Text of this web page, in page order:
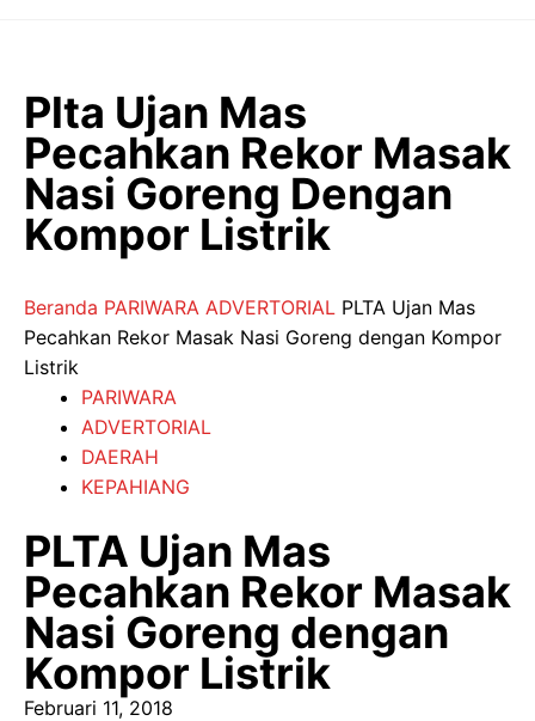
Plta Ujan Mas
Pecahkan Rekor Masak
Nasi Goreng Dengan
Kompor Listrik
Beranda PARIWARA ADVERTORIAL PLTA Ujan Mas
Pecahkan Rekor Masak Nasi Goreng dengan Kompor
Listrik
PARIWARA
ADVERTORIAL
DAERAH
KEPAHIANG
PLTA Ujan Mas
Pecahkan Rekor Masak
Nasi Goreng dengan
Kompor Listrik
Februari 11, 2018